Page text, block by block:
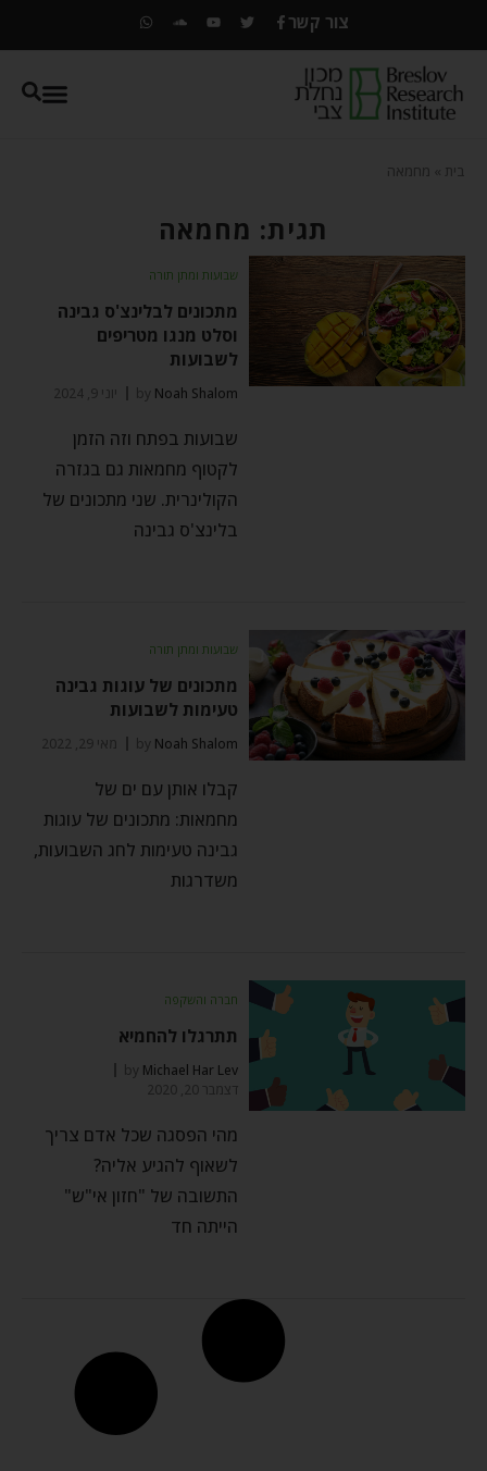
צור קשר
בית מחמאה
תגית: מחמאה
שבועות ומתן תורה
מתכונים לבלינצ'ס גבינה
וסלט מנגו מטריפים
לשבועות
by Noah Shalom יוני 9, 2024
שבועות בפתח וזה הזמן
לקטוף מחמאות גם בגזרה
הקולינרית. שני מתכונים של
בלינצ'ס גבינה
שבועות ומתן תורה
מתכונים של עוגות גבינה
טעימות לשבועות
by Noah Shalom מאי 29, 2022
קבלו אותן עם ים של
מחמאות: מתכונים של עוגות
גבינה טעימות לחג השבועות,
משדרגות
חברה והשקפה
תתרגלו להחמיא
by Michael Har Lev
דצמבר 20, 2020
מהי הפסגה שכל אדם צריך
לשאוף להגיע אליה?
התשובה של "חזון אי"ש"
הייתה חד